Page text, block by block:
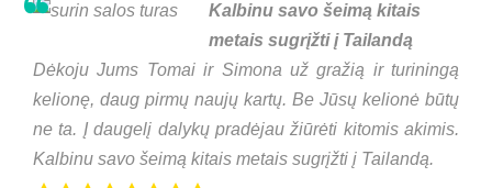
Kalbinu savo šeimą kitais
metais sugrįžti į Tailandą
Dėkoju Jums Tomai ir Simona už gražią ir turiningą
kelionę, daug pirmų naujų kartų. Be Jūsų kelionė būtų
ne ta. Į daugelį dalykų pradėjau žiūrėti kitomis akimis.
Kalbinu savo šeimą kitais metais sugrįžti į Tailandą.